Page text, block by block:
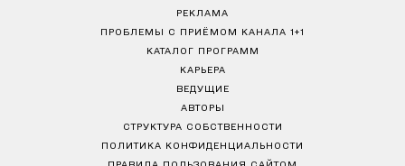
РЕКЛАМА
ПРОБЛЕМЫ С ПРИЁМОМ КАНАЛА 1+1
КАТАЛОГ ПРОГРАММ
КАРЬЕРА
ВЕДУЩИЕ
АВТОРЫ
СТРУКТУРА СОБСТВЕННОСТИ
ПОЛИТИКА КОНФИДЕНЦИАЛЬНОСТИ
ПРАВИЛА ПОЛЬЗОВАНИЯ САЙТОМ